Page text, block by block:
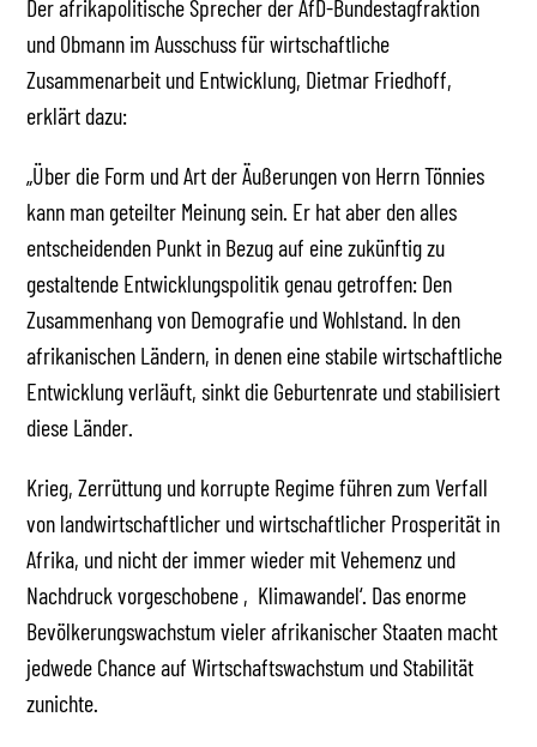
Der afrikapolitische Sprecher der AfD-Bundestagfraktion
und Obmann im Ausschuss für wirtschaftliche
Zusammenarbeit und Entwicklung, Dietmar Friedhoff,
erklärt dazu:
„Über die Form und Art der Äußerungen von Herrn Tönnies
kann man geteilter Meinung sein. Er hat aber den alles
entscheidenden Punkt in Bezug auf eine zukünftig zu
gestaltende Entwicklungspolitik genau getroffen: Den
Zusammenhang von Demografie und Wohlstand. In den
afrikanischen Ländern, in denen eine stabile wirtschaftliche
Entwicklung verläuft, sinkt die Geburtenrate und stabilisiert
diese Länder.
Krieg, Zerrüttung und korrupte Regime führen zum Verfall
von landwirtschaftlicher und wirtschaftlicher Prosperität in
Afrika, und nicht der immer wieder mit Vehemenz und
Nachdruck vorgeschobene ‚Klimawandel‘. Das enorme
Bevölkerungswachstum vieler afrikanischer Staaten macht
jedwede Chance auf Wirtschaftswachstum und Stabilität
zunichte.